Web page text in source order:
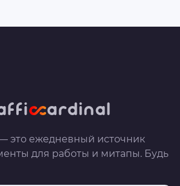
это ежедневный источник
для работы и митапы. Будь